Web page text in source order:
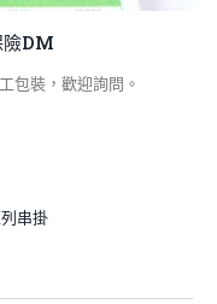
險DM
包裝，歡迎詢問。
串掛